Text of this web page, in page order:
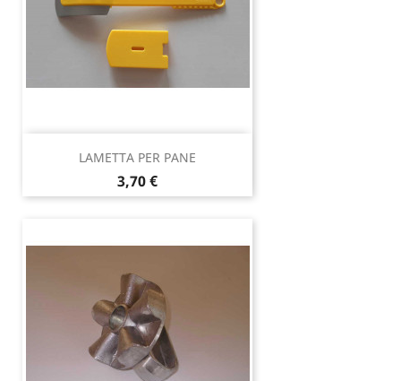
LAMETTA PER PANE
Prezzo
3,70 €